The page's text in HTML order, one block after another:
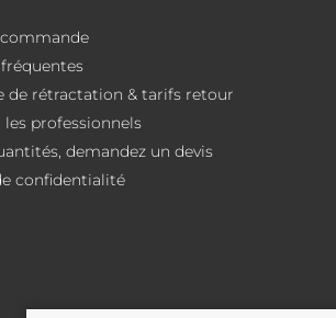
de rétractation & tarifs retour
les professionnels
demandez un devis
confidentialité